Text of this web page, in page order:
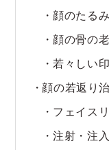
顔のたる
顔の骨の
若々しい
顔の若返り
フェイス
注射・注